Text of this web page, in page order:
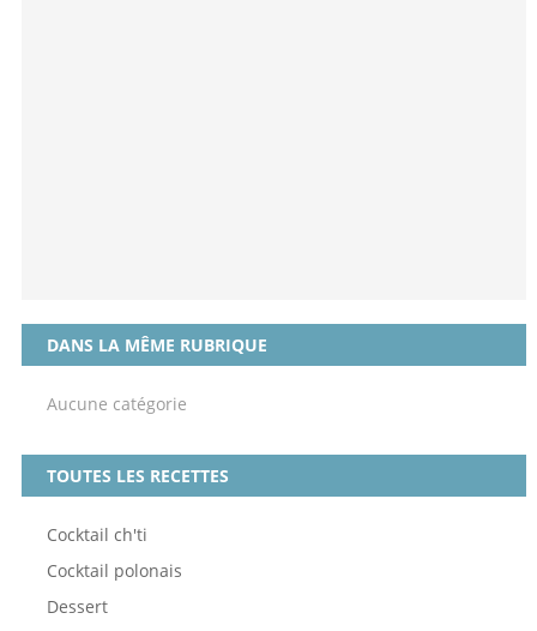
DANS LA MÊME RUBRIQUE
Aucune catégorie
TOUTES LES RECETTES
Cocktail ch'ti
Cocktail polonais
Dessert